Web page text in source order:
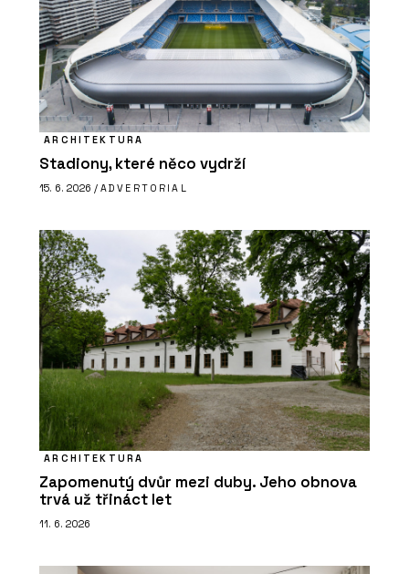
ARCHITEKTURA
Stadiony, které něco vydrží
15. 6. 2026 / ADVERTORIAL
ARCHITEKTURA
Zapomenutý dvůr mezi duby. Jeho obnova
trvá už třináct let
11. 6. 2026